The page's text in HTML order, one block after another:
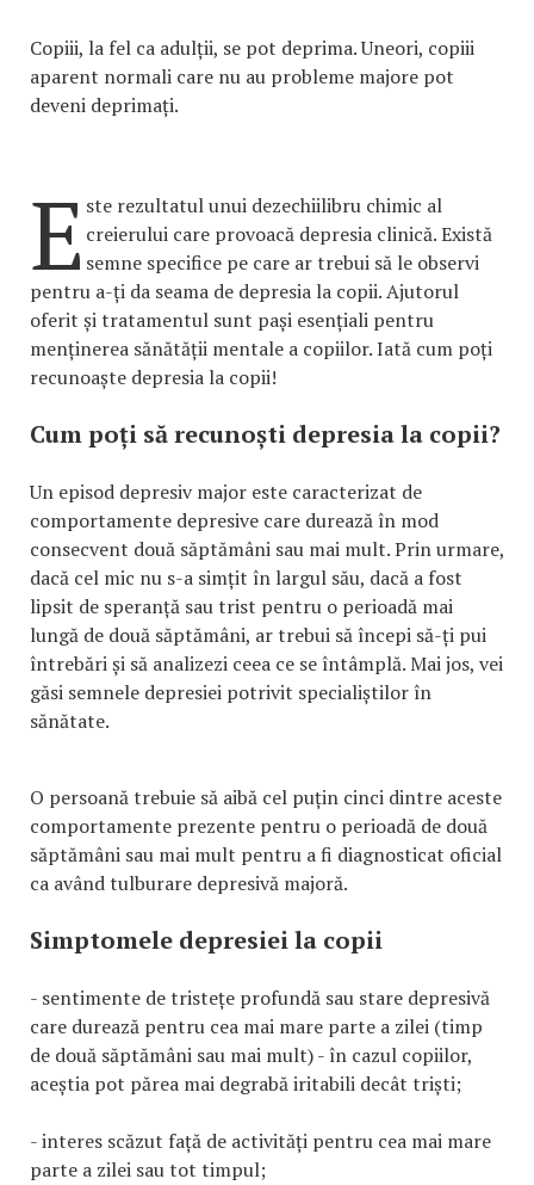
Copiii, la fel ca adulții, se pot deprima. Uneori, copiii
aparent normali care nu au probleme majore pot
deveni deprimați.
E ste rezultatul unui dezechiilibru chimic al
creierului care provoacă depresia clinică. Există
semne specifice pe care ar trebui să le observi
pentru a-ți da seama de depresia la copii. Ajutorul
oferit și tratamentul sunt pași esențiali pentru
menținerea sănătății mentale a copiilor. Iată cum poți
recunoaște depresia la copii!
Cum poți să recunoști depresia la copii?
Un episod depresiv major este caracterizat de
comportamente depresive care durează în mod
consecvent două săptămâni sau mai mult. Prin urmare,
dacă cel mic nu s-a simțit în largul său, dacă a fost
lipsit de speranță sau trist pentru o perioadă mai
lungă de două săptămâni, ar trebui să începi să-ți pui
întrebări și să analizezi ceea ce se întâmplă. Mai jos, vei
găsi semnele depresiei potrivit specialiștilor în
sănătate.
O persoană trebuie să aibă cel puțin cinci dintre aceste
comportamente prezente pentru o perioadă de două
săptămâni sau mai mult pentru a fi diagnosticat oficial
ca având tulburare depresivă majoră.
Simptomele depresiei la copii
- sentimente de tristețe profundă sau stare depresivă
care durează pentru cea mai mare parte a zilei (timp
de două săptămâni sau mai mult) - în cazul copiilor,
aceștia pot părea mai degrabă iritabili decât triști;
- interes scăzut față de activități pentru cea mai mare
parte a zilei sau tot timpul;